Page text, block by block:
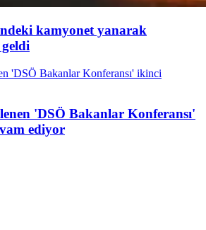
kamyonet yanarak
'DSÖ Bakanlar Konferansı'
ediyor